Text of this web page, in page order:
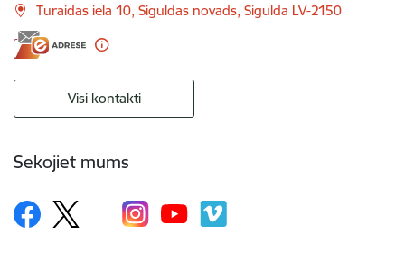
Turaidas iela 10, Siguldas novads, Sigulda LV-2150
Visi kontakti
Sekojiet mums